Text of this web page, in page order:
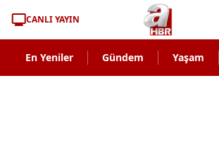
CANLI YAYIN
En Yeniler Gündem Yaşam